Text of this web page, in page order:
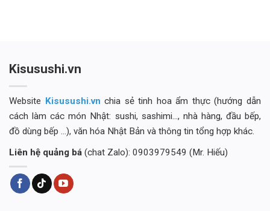
Kisusushi.vn
Website Kisusushi.vn chia sẻ tinh hoa ẩm thực (hướng dẫn
cách làm các món Nhật: sushi, sashimi..., nhà hàng, đầu bếp,
đồ dùng bếp ...), văn hóa Nhật Bản và thông tin tổng hợp khác.
Liên hệ quảng bá (chat Zalo): 0903979549 (Mr. Hiếu)